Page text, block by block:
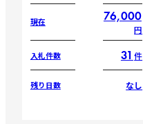
現在 76,000
円
入札件数 31 件
残り日数 なし